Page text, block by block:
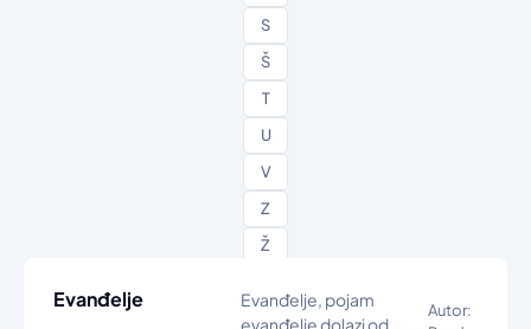
S
Š
T
U
V
Z
Ž
Evanđelje
Evanđelje, pojam
evanđelje dolazi od
Autor: